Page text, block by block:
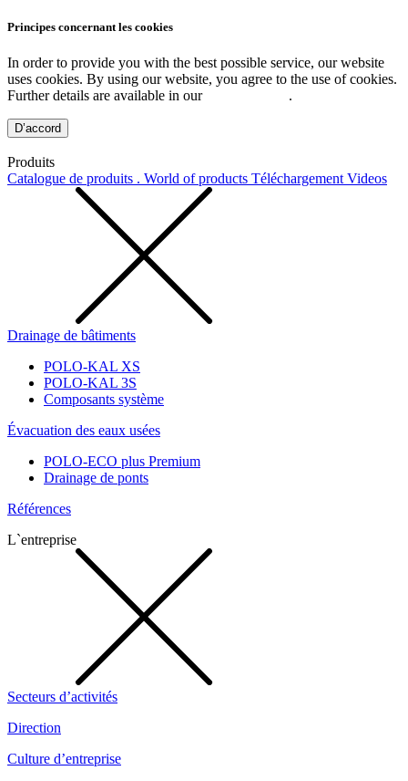
Principes concernant les cookies
In order to provide you with the best possible service, our website
uses cookies. By using our website, you agree to the use of cookies.
Further details are available in our
.
D’accord
Produits
Catalogue de produits . World of products Téléchargement Videos
Drainage de bâtiments
POLO-KAL XS
POLO-KAL 3S
Composants système
Évacuation des eaux usées
POLO-ECO plus Premium
Drainage de ponts
Références
L`entreprise
Secteurs d’activités
Direction
Culture d’entreprise